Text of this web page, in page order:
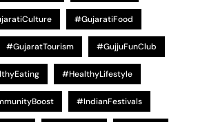
#GujaratiFood
#GujaratTourism #GujjuFunClub
#HealthyLifestyle
#IndianFestivals